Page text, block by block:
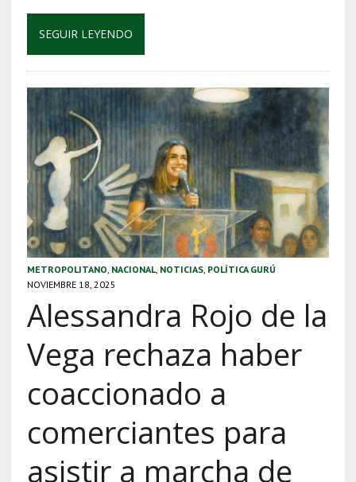
SEGUIR LEYENDO
METROPOLITANO, NACIONAL, NOTICIAS, POLÍTICA GURÚ
NOVIEMBRE 18, 2025
Alessandra Rojo de la
Vega rechaza haber
coaccionado a
comerciantes para
asistir a marcha de